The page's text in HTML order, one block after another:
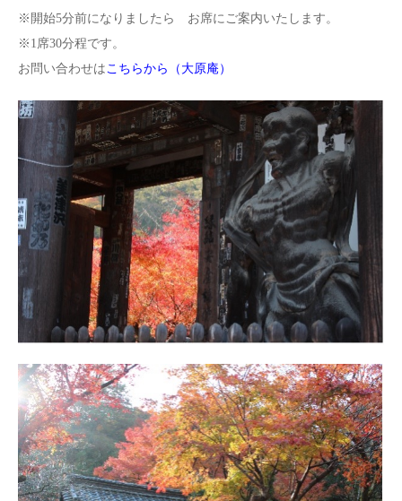
開始5分前になりましたら お席にご案内いたします。
1席30分程です。
お問い合わせは こちらから（大原庵）